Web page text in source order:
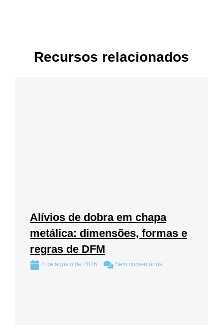
Recursos relacionados
Alívios de dobra em chapa
metálica: dimensões, formas e
regras de DFM
3 de agosto de 2026 Sem comentários